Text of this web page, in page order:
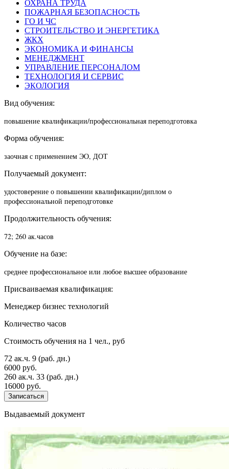
ОХРАНА ТРУДА
ПОЖАРНАЯ БЕЗОПАСНОСТЬ
ГО И ЧС
СТРОИТЕЛЬСТВО И ЭНЕРГЕТИКА
ЖКХ
ЭКОНОМИКА И ФИНАНСЫ
МЕНЕДЖМЕНТ
УПРАВЛЕНИЕ ПЕРСОНАЛОМ
ТЕХНОЛОГИЯ И СЕРВИС
ЭКОЛОГИЯ
Вид обучения:
повышение квалификации/профессиональная переподготовка
Форма обучения:
заочная с применением ЭО, ДОТ
Получаемый документ:
удостоверение о повышении квалификации/диплом о
профессиональной переподготовке
Продолжительность обучения:
72; 260 ак.часов
Обучение на базе:
среднее профессиональное или любое высшее образование
Присваиваемая квалификация:
Менеджер бизнес технологий
Количество часов
Стоимость обучения на 1 чел., руб
72 ак.ч. 9 (раб. дн.)
6000 руб.
260 ак.ч. 33 (раб. дн.)
16000 руб.
Записаться
Выдаваемый документ